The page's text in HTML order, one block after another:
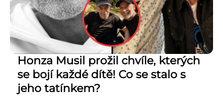
Honza Musil prožil chvíle, kterých
se bojí každé dítě! Co se stalo s
jeho tatínkem?